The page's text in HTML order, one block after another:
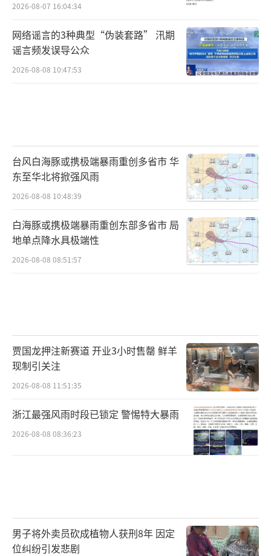
2026-08-07 16:04:34
网络谣言的3种典型“伪装套路” 汛期
谣言频发误导公众
2026-08-08 10:47:53
台风白海豚或携极端暴雨重创多省市 华
东至华北将掀强风雨
2026-08-08 10:48:39
白海豚或携极端暴雨重创东部多省市 局
地单点降水具极端性
2026-08-08 08:51:57
贾国龙押注新赛道 开业3小时售罄 鲜羊
现制引关注
2026-08-08 11:51:35
浙江最强风雨时段已锁定 警惕特大暴雨
2026-08-08 08:36:23
男子将外卖员砍成植物人获刑8年 因定
位纠纷引发悲剧